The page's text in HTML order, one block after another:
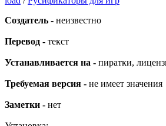
Создатель - неизвестно
Перевод - текст
Устанавливается на - пиратки,
Требуемая версия - не имеет значения
Заметки - нет